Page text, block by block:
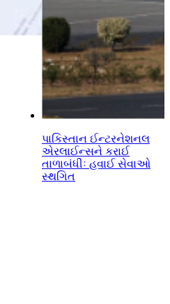
પાકિસ્તાન ઈન્ટરનેશનલ
એરલાઈન્સને કરાઈ
તાળાબંધીઃ હવાઈ સેવાઓ
સ્થગિત